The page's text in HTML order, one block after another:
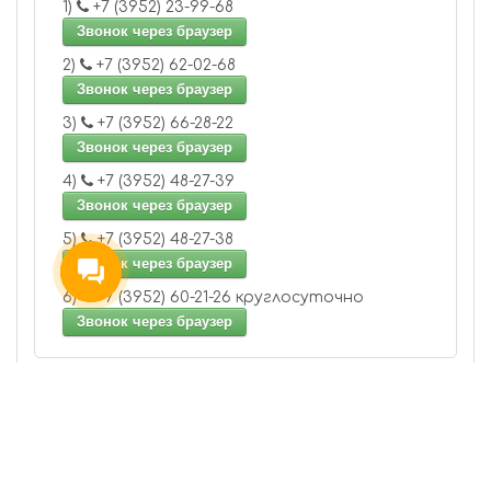
1)
+7 (3952) 23-99-68
Звонок через браузер
2)
+7 (3952) 62-02-68
Звонок через браузер
3)
+7 (3952) 66-28-22
Звонок через браузер
4)
+7 (3952) 48-27-39
Звонок через браузер
5)
+7 (3952) 48-27-38
Звонок через браузер
6)
+7 (3952) 60-21-26 круглосуточно
Звонок через браузер